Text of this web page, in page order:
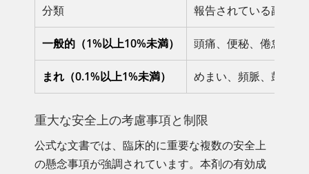
分類 報告されている副作用
一般的（1%以上10%未満） 頭痛、便秘、倦怠感、
まれ（0.1%以上1%未満） めまい、頻脈、鼓腸
重大な安全上の考慮事項と制限
公式な文書では、臨床的に重要な複数の安全上
の懸念事項が強調されています。本剤の有効成